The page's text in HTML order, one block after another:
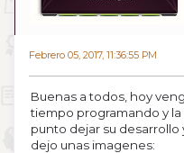
Febrero 05, 2017, 11:36:55 PM
Buenas a todos, hoy
tiempo programando y
punto dejar su desarrollo
dejo unas imagenes: